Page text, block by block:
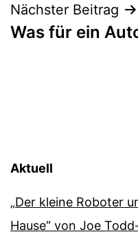
Nächster Beitrag
Was für ein
Aktuell
„Der kleine Roboter
Hause“ von Joe